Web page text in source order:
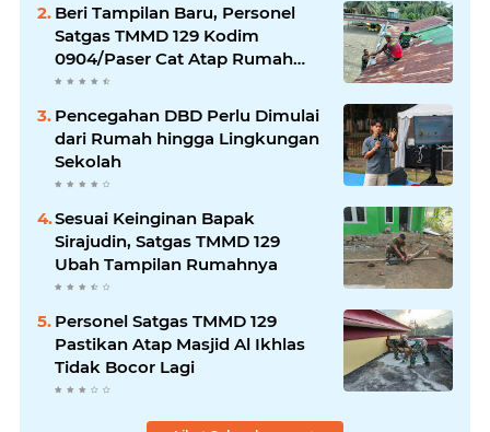
Beri Tampilan Baru, Personel
Satgas TMMD 129 Kodim
0904/Paser Cat Atap Rumah
Marbot
Pencegahan DBD Perlu Dimulai
dari Rumah hingga Lingkungan
Sekolah
Sesuai Keinginan Bapak
Sirajudin, Satgas TMMD 129
Ubah Tampilan Rumahnya
Personel Satgas TMMD 129
Pastikan Atap Masjid Al Ikhlas
Tidak Bocor Lagi